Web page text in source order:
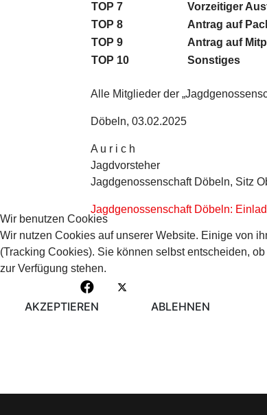
TOP 7
Vorzeitiger
TOP 8
Antrag auf
TOP 9
Antrag auf
TOP 10
Sonstiges
Alle Mitglieder der
Döbeln, 03.02.2025
A u r i c h
Jagdvorsteher
Jagdgenossenschaft Döbeln, Sitz
Jagdgenossenschaft Döbeln:
Wir benutzen Cookies
Wir nutzen Cookies auf unserer Website. Einige von
(Tracking Cookies). Sie können selbst entscheiden,
zur Verfügung stehen.
AKZEPTIEREN ABLEHNEN